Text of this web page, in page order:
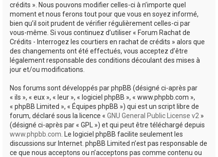
crédits ». Nous pouvons modifier celles-ci à n’importe quel
moment et nous ferons tout pour que vous en soyez informé,
bien qu’il soit prudent de vérifier régulièrement celles-ci par
vous-même. Si vous continuez d’utiliser « Forum Rachat de
Crédits - Interrogez les courtiers en rachat de crédits » alors que
des changements ont été effectués, vous acceptez d’être
légalement responsable des conditions découlant des mises à
jour et/ou modifications.
Nos forums sont développés par phpBB (désigné ci-après par
« ils », « eux », « leur », « logiciel phpBB », « www.phpbb.com »,
« phpBB Limited », « Équipes phpBB ») qui est un script libre de
forum, déclaré sous la licence « GNU General Public License v2 »
(désigné ci-après par « GPL ») et qui peut être téléchargé depuis
www.phpbb.com . Le logiciel phpBB facilite seulement les
discussions sur Internet. phpBB Limited n’est pas responsable de
ce que nous acceptons ou n’acceptons pas comme contenu ou